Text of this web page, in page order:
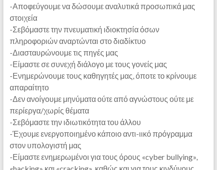
-Αποφεύγουμε να δώσουμε αναλυτικά προσωπικά μας
στοιχεία
-Σεβόμαστε την πνευματική ιδιοκτησία όσων
πληροφοριών αναρτώνται στο διαδίκτυο
-Διασταυρώνουμε τις πηγές μας
-Είμαστε σε συνεχή διάλογο με τους γονείς μας
-Ενημερώνουμε τους καθηγητές μας, όποτε το κρίνουμε
απαραίτητο
-Δεν ανοίγουμε μηνύματα ούτε από αγνώστους ούτε με
περίεργα/χωρίς θέματα
-Σεβόμαστε την ιδιωτικότητα του άλλου
-Έχουμε ενεργοποιημένο κάποιο αντι-ιικό πρόγραμμα
στον υπολογιστή μας
-Είμαστε ενημερωμένοι για τους όρους «cyber bullying»,